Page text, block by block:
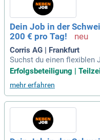
wechslungsreiche
etzt und sei Teil einer
Dein Job in der
200 € pro Tag!
Corris AG | Frankfurt
Suchst du einen flexiblen
wunderschöne Unterkunft
erdienen. Voraussetzung
nisse,
Jahren. Zudem benötigst
für die EU und die
ten. Überzeuge dich
Minuten über unser
r freuen uns darauf, dich
Erfolgsbeteiligung |
mehr erfahren